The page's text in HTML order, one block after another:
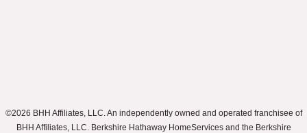
©2026 BHH Affiliates, LLC. An independently owned and operated franchisee of
BHH Affiliates, LLC. Berkshire Hathaway HomeServices and the Berkshire